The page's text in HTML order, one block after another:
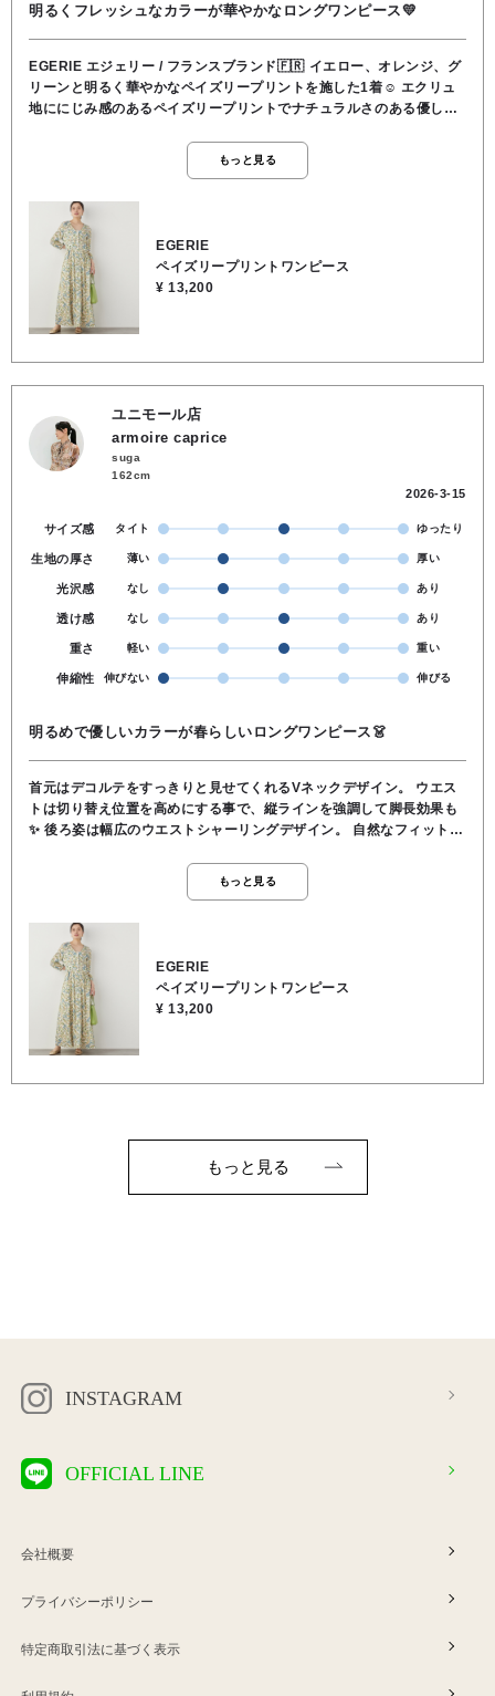
明るくフレッシュなカラーが華やかなロングワンピース💛
EGERIE エジェリー / フランスブランド🇫🇷 イエロー、オレンジ、グ
リーンと明るく華やかなペイズリープリントを施した1着☺️ エクリュ
地ににじみ感のあるペイズリープリントでナチュラルさのある優しげ
🌟 168cmの私はくるぶしあたりまでとうれしい長め着丈でした🥰 ざ
っくりとしたVネックなのでインナー着用がおすすめです！ ☀︎ウエス
みあり ☀︎洗濯機でお洗濯可🫧
もっと見る
EGERIE
ペイズリープリントワンピース
¥ 13,200
ユニモール店
armoire caprice
suga
162cm
2026-3-15
サイズ感 タイト ゆったり
生地の厚さ 薄い 厚い
光沢感 なし あり
透け感 なし あり
重さ 軽い 重い
伸縮性 伸びない 伸びる
明るめで優しいカラーが春らしいロングワンピース👗
首元はデコルテをすっきりと見せてくれるVネックデザイン。 ウエス
トは切り替え位置を高めにする事で、縦ラインを強調して脚長効果も
✨️ 後ろ姿は幅広のウエストシャーリングデザイン。 自然なフィット感
るフレアロングスカート。 ボタンの開きが膝下辺りでスリットのよう
な雰囲気に。 歩くたびに足元がちらりと見えることで、抜け感が出
く、扱いやすいポリエステル素材。 お花見やご旅行などお出掛け気分
も上がる、上品でエレガントな大人可愛いワンピースです🌸 ご自宅で
のお洗濯もＯＫです。 素材 表地／ポリエステル100％ 裏地／
ポリエステル100％
もっと見る
EGERIE
ペイズリープリントワンピース
¥ 13,200
もっと見る
INSTAGRAM
OFFICIAL LINE
会社概要
プライバシーポリシー
特定商取引法に基づく表示